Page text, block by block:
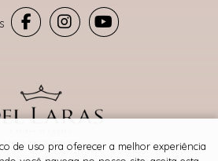
® TODOS DIREITOS RESERVADOS
de uso pra oferecer a melhor experiência